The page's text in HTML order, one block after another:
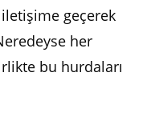
geçerek
her
bu hurdaları